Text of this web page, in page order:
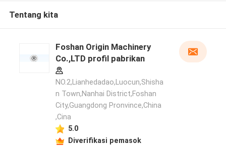
Tentang kita
Foshan Origin Machinery
Co.,LTD profil pabrikan
NO.2,Lianhedadao,Luocun,Shisha
n Town,Nanhai District,Foshan
City,Guangdong Pronvince,China
,Cina
5.0
Diverifikasi pemasok